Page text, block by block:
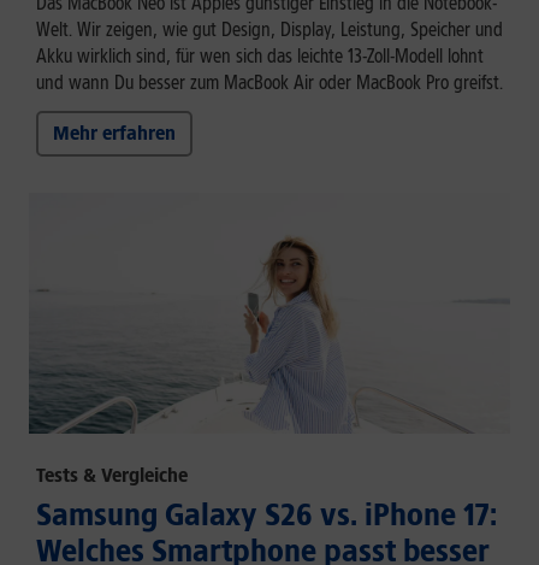
Welt. Wir zeigen, wie gut Design, Display, Leistung, Speicher und
Akku wirklich sind, für wen sich das leichte 13-Zoll-Modell lohnt
und wann Du besser zum MacBook Air oder MacBook Pro greifst.
Mehr erfahren
Tests & Vergleiche
Samsung Galaxy S26 vs. iPhone 17:
Welches Smartphone passt besser